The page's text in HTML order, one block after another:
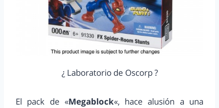
¿ Laboratorio de Oscorp ?
El pack de «Megablock«, hace alusión a una